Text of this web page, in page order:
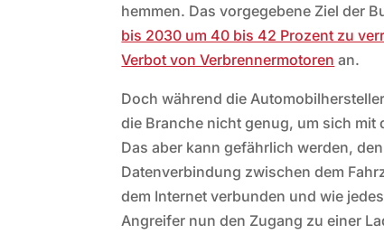
hemmen. Das vorgegebene Ziel der
bis 2030 um 40 bis 42 Prozent zu
Verbot von Verbrennermotoren an.
Doch während die
die Branche nicht genug, um sich mit
Das aber kann gefährlich werden,
Datenverbindung zwischen dem
dem Internet verbunden und wie
Angreifer nun den Zugang zu einer